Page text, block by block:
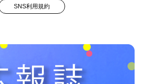
SNS利用規約